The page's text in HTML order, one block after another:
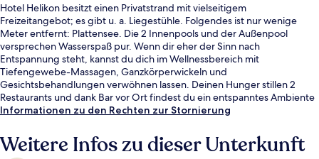
Hotel Helikon besitzt einen Privatstrand mit vielseitigem
Freizeitangebot; es gibt u. a. Liegestühle. Folgendes ist nur wenige
Meter entfernt: Plattensee. Die 2 Innenpools und der Außenpool
versprechen Wasserspaß pur. Wenn dir eher der Sinn nach
Entspannung steht, kannst du dich im Wellnessbereich mit
Tiefengewebe-Massagen, Ganzkörperwickeln und
Gesichtsbehandlungen verwöhnen lassen. Deinen Hunger stillen 2
Restaurants und dank Bar vor Ort findest du ein entspanntes Ambiente
für das ein oder andere kühle Getränk vor. Als weitere Highlights bietet
Kinderclub und ein rund um die Uhr geöffnetes Fitnesscenter.
Informationen zu den Rechten zur Stornierung
Weitere Infos zu dieser Unterkunft